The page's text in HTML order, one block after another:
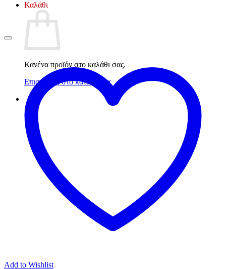
Καλάθι
Κανένα προϊόν στο καλάθι σας.
Επιστροφή στο κατάστημα
Add to Wishlist